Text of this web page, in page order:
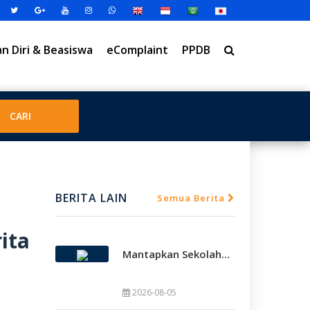
Diri & Beasiswa eComplaint PPDB
BERITA LAIN Semua Berita
Mantapkan Sekolah Model, SMAMDA Sidoarjo Perkuat Pembelajaran Mendalam Dan KKA
2026-08-05